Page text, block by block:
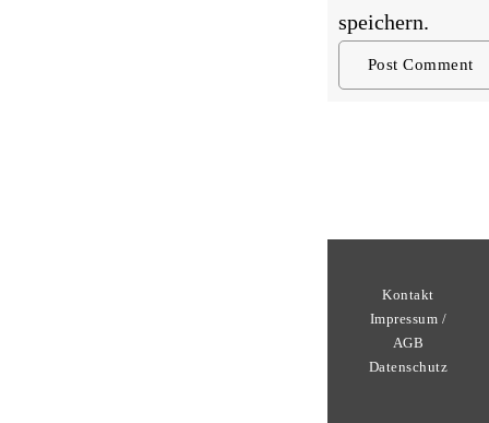
speichern.
Kontakt
Impressum /
AGB
Datenschutz